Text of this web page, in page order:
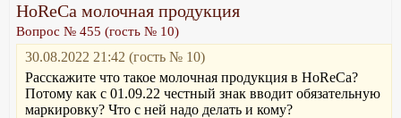
HoReCa молочная продукция
Вопрос № 455 (гость № 10)
30.08.2022 21:42 (гость № 10)
Расскажите что такое молочная продукция в HoReCa?
Потому как с 01.09.22 честный знак вводит обязательную
маркировку? Что с ней надо делать и кому?